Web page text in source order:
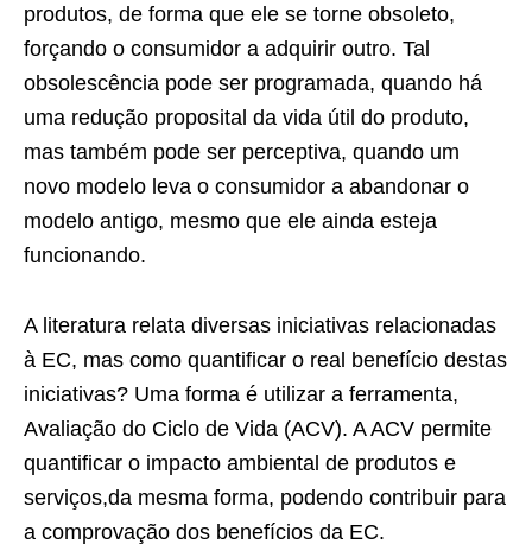
produtos, de forma que ele se torne obsoleto,
forçando o consumidor a adquirir outro. Tal
obsolescência pode ser programada, quando há
uma redução proposital da vida útil do produto,
mas também pode ser perceptiva, quando um
novo modelo leva o consumidor a abandonar o
modelo antigo, mesmo que ele ainda esteja
funcionando.
A literatura relata diversas iniciativas relacionadas
à EC, mas como quantificar o real benefício destas
iniciativas? Uma forma é utilizar a ferramenta,
Avaliação do Ciclo de Vida (ACV). A ACV permite
quantificar o impacto ambiental de produtos e
serviços,da mesma forma, podendo contribuir para
a comprovação dos benefícios da EC.